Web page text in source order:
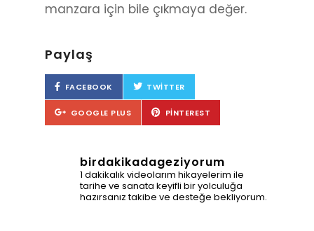
manzara için bile çıkmaya değer.
Paylaş
FACEBOOK TWITTER
GOOGLE PLUS PINTEREST
birdakikadageziyorum
1 dakikalık videolarım hikayelerim ile
tarihe ve sanata keyifli bir yolculuğa
hazırsanız takibe ve desteğe bekliyorum.